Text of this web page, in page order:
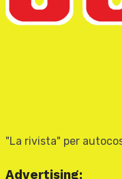
"La rivista" per
Advertising: